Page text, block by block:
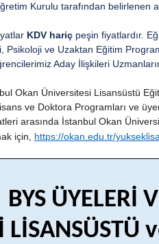
Kurulu tarafından
KDV hariç peşin fiyatlardır.
Psikoloji ve Uzaktan Eğitim
Aday İlişkileri
Okan Üniversitesi Lisansüstü
ve Doktora Programları ve
arasında İstanbul Okan
için, https://okan.edu.tr/
BYS ÜYELERİ